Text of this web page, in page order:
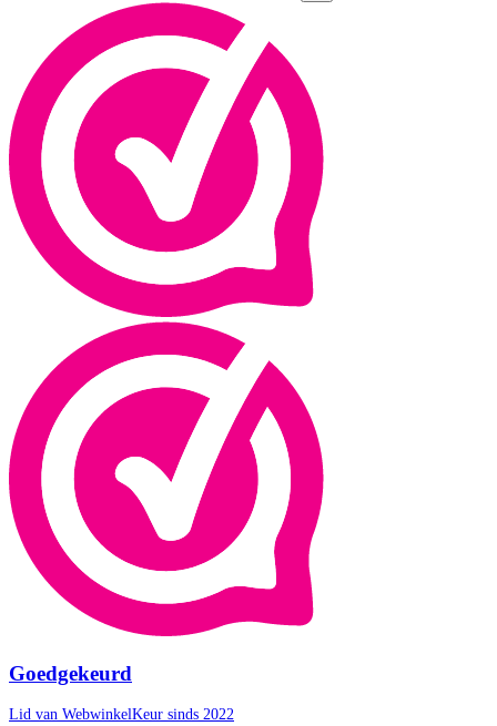
Goedgekeurd
Lid van WebwinkelKeur sinds 2022